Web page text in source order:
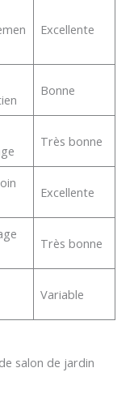
Excellente
Bonne
Très bonne
Excellente
Très bonne
Variable
salon de jardin